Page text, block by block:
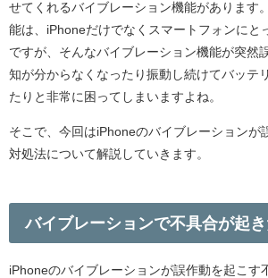
せてくれるバイブレーション機能があります
能は、iPhoneだけでなくスマートフォンにと
ですが、そんなバイブレーション機能が突然
知が分からなくなったり振動し続けてバッテ
たりと非常に困ってしまいますよね。
そこで、今回はiPhoneのバイブレーションが
対処法について解説していきます。
バイブレーションで不具合が起き
iPhoneのバイブレーションが誤作動を起こす